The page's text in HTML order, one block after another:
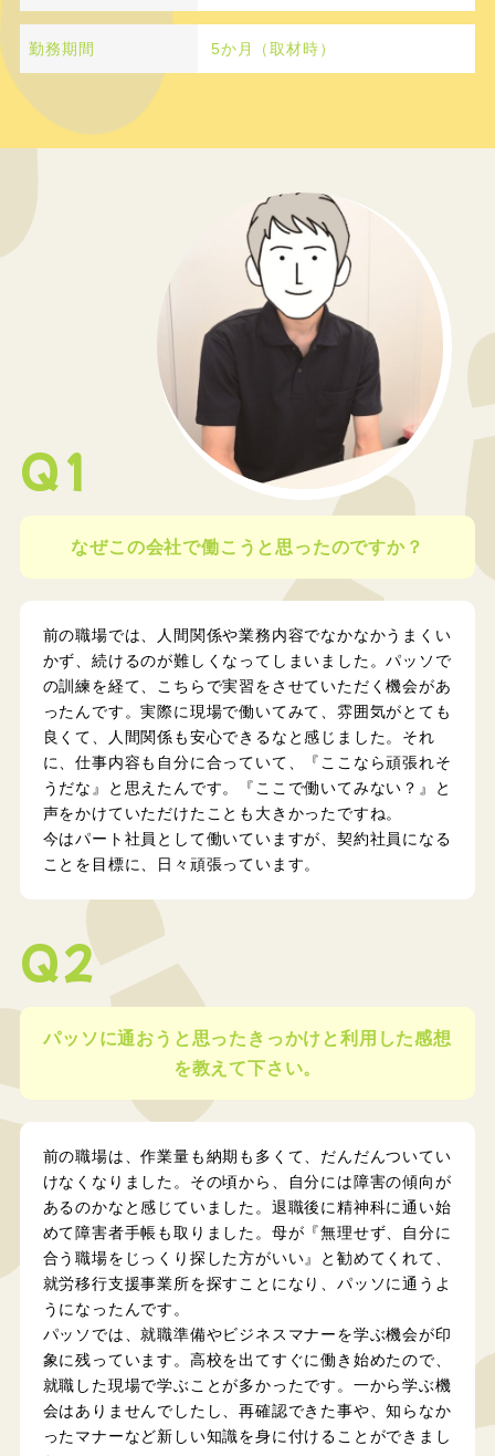
勤務期間 5か月（取材時）
Q1
なぜこの会社で働こうと思ったのですか？
前の職場では、人間関係や業務内容でなかなかうまくい
かず、続けるのが難しくなってしまいました。パッソで
の訓練を経て、こちらで実習をさせていただく機会があ
ったんです。実際に現場で働いてみて、雰囲気がとても
良くて、人間関係も安心できるなと感じました。それ
に、仕事内容も自分に合っていて、『ここなら頑張れそ
うだな』と思えたんです。『ここで働いてみない？』と
声をかけていただけたことも大きかったですね。
今はパート社員として働いていますが、契約社員になる
ことを目標に、日々頑張っています。
Q2
パッソに通おうと思ったきっかけと利用した感想
を教えて下さい。
前の職場は、作業量も納期も多くて、だんだんついてい
けなくなりました。その頃から、自分には障害の傾向が
あるのかなと感じていました。退職後に精神科に通い始
めて障害者手帳も取りました。母が『無理せず、自分に
合う職場をじっくり探した方がいい』と勧めてくれて、
就労移行支援事業所を探すことになり、パッソに通うよ
うになったんです。
パッソでは、就職準備やビジネスマナーを学ぶ機会が印
象に残っています。高校を出てすぐに働き始めたので、
就職した現場で学ぶことが多かったです。一から学ぶ機
会はありませんでしたし、再確認できた事や、知らなか
ったマナーなど新しい知識を身に付けることができまし